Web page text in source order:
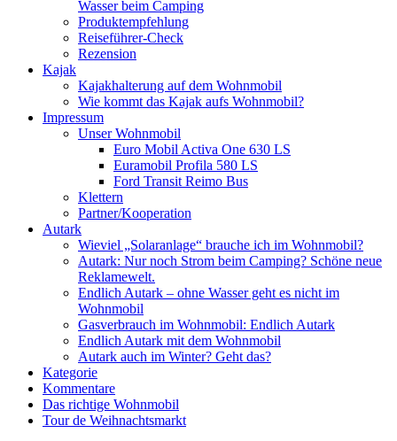
Wasser beim Camping
Produktempfehlung
Reiseführer-Check
Rezension
Kajak
Kajakhalterung auf dem Wohnmobil
Wie kommt das Kajak aufs Wohnmobil?
Impressum
Unser Wohnmobil
Euro Mobil Activa One 630 LS
Euramobil Profila 580 LS
Ford Transit Reimo Bus
Klettern
Partner/Kooperation
Autark
Wieviel „Solaranlage“ brauche ich im Wohnmobil?
Autark: Nur noch Strom beim Camping? Schöne neue
Reklamewelt.
Endlich Autark – ohne Wasser geht es nicht im
Wohnmobil
Gasverbrauch im Wohnmobil: Endlich Autark
Endlich Autark mit dem Wohnmobil
Autark auch im Winter? Geht das?
Kategorie
Kommentare
Das richtige Wohnmobil
Tour de Weihnachtsmarkt